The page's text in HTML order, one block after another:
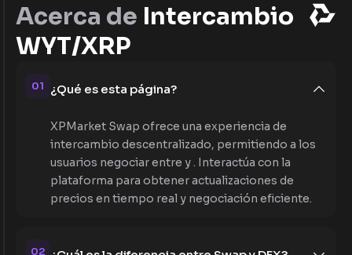
Acerca de Intercambio
WYT/XRP
01 ¿Qué es esta página?
XPMarket Swap ofrece una experiencia de
intercambio descentralizado, permitiendo a los
usuarios negociar entre y . Interactúa con la
plataforma para obtener actualizaciones de
precios en tiempo real y negociación eficiente.
02